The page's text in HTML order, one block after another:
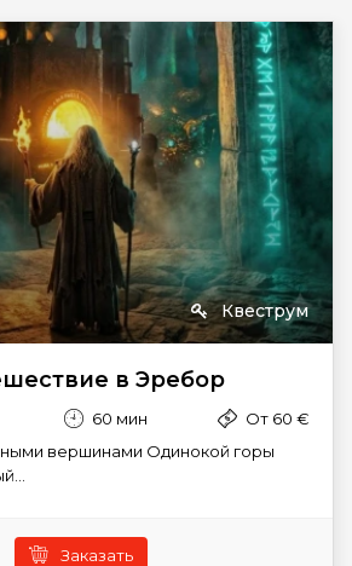
Квеструм
в Эребор
60 мин
От 60 €
вершинами Одинокой горы
Заказать